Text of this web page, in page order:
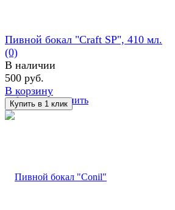
избранное сравнить
Пивной бокал "Craft SP", 410 мл.
(0)
В наличии
500 руб.
В корзину